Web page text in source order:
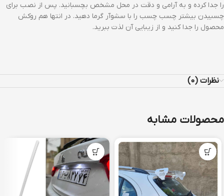
را جدا کرده و به آرامی و دقت در محل مشخص بچسبانید. پس از نصب برای
چسبیدن بیشتر چسب چسب را با سشوآر گرما دهید. در انتها هم روکش
محصول را جدا کنید و از زیبایی آن لذت ببرید.
نظرات (0)
محصولات مشابه